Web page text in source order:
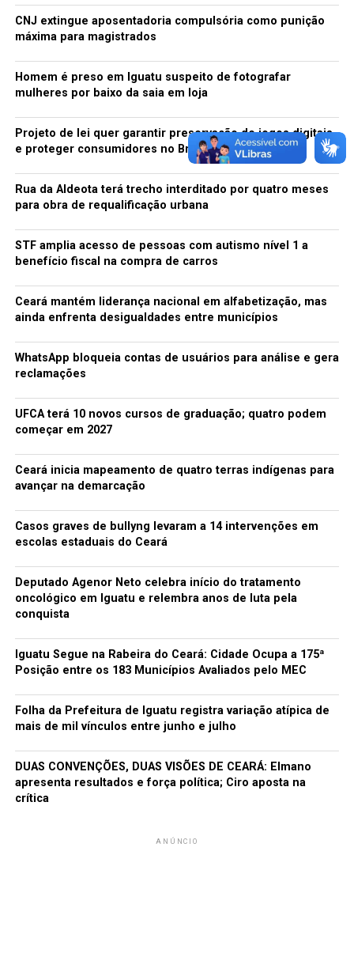
Surto de sarampo
Até o dia 28 de agosto, foram confirmados 1.553 casos
de sarampo – além de 6.975, que permanecem em
investigação.
Atualmente, há dois surtos da doença no país: no
Amazonas, com 1.211 casos confirmados e 6.905 em
investigação, e em Roraima, com 300 casos confirmados
e 70 em investigação.
Fonte: G1
PRORROGADA
SARAMPO SETEMBRO VACINAÇÃO
A SEGUIR
Mega-Sena pode pagar prêmio de R$ 20 milhões nesta
quarta-feira
NÃO PERCA
Anatel abre consulta para uso do 5G
CNJ extingue aposentadoria compulsória como punição
máxima para magistrados
Homem é preso em Iguatu suspeito de fotografar
mulheres por baixo da saia em loja
Projeto de lei quer garantir preservação de jogos digitais
e proteger consumidores no Brasil
Rua da Aldeota terá trecho interditado por quatro meses
para obra de requalificação urbana
STF amplia acesso de pessoas com autismo nível 1 a
benefício fiscal na compra de carros
Ceará mantém liderança nacional em alfabetização, mas
ainda enfrenta desigualdades entre municípios
WhatsApp bloqueia contas de usuários para análise e gera
reclamações
UFCA terá 10 novos cursos de graduação; quatro podem
começar em 2027
Ceará inicia mapeamento de quatro terras indígenas para
avançar na demarcação
Casos graves de bullyng levaram a 14 intervenções em
escolas estaduais do Ceará
Deputado Agenor Neto celebra início do tratamento
oncológico em Iguatu e relembra anos de luta pela
conquista
Iguatu Segue na Rabeira do Ceará: Cidade Ocupa a 175ª
Posição entre os 183 Municípios Avaliados pelo MEC
Folha da Prefeitura de Iguatu registra variação atípica de
mais de mil vínculos entre junho e julho
DUAS CONVENÇÕES, DUAS VISÕES DE CEARÁ: Elmano
apresenta resultados e força política; Ciro aposta na
crítica
ANÚNCIO